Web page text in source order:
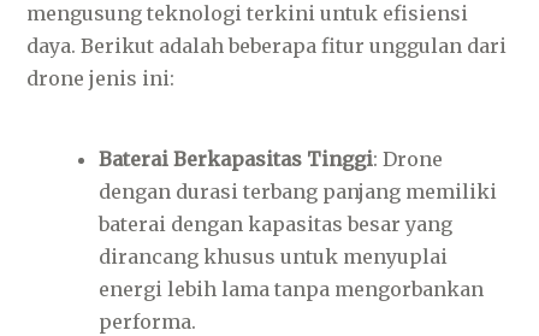
mengusung teknologi terkini untuk efisiensi
daya. Berikut adalah beberapa fitur unggulan dari
drone jenis ini:
Baterai Berkapasitas Tinggi: Drone
dengan durasi terbang panjang memiliki
baterai dengan kapasitas besar yang
dirancang khusus untuk menyuplai
energi lebih lama tanpa mengorbankan
performa.